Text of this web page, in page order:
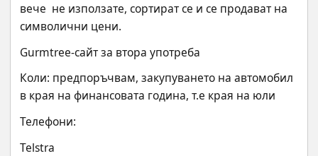
вече  не използате, сортират се и се продават на
символични цени.
Gurmtree-сайт за втора употреба
Коли: предпоръчвам, закупуването на автомобил
в края на финансовата година, т.е края на юли
Телефони:
Telstra